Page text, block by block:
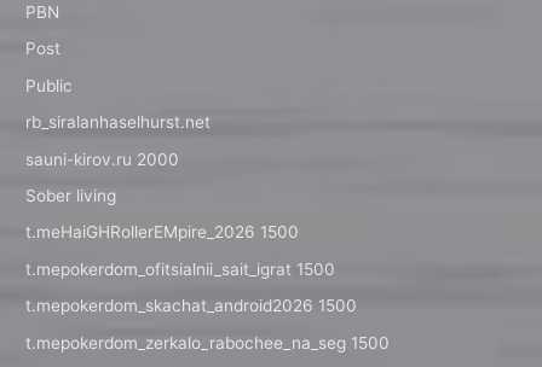
PBN
Post
Public
rb_siralanhaselhurst.net
sauni-kirov.ru 2000
Sober living
t.meHaiGHRollerEMpire_2026 1500
t.mepokerdom_ofitsialnii_sait_igrat 1500
t.mepokerdom_skachat_android2026 1500
t.mepokerdom_zerkalo_rabochee_na_seg 1500